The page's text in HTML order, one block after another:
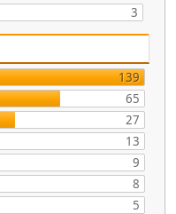
3
139
65
27
13
9
8
5